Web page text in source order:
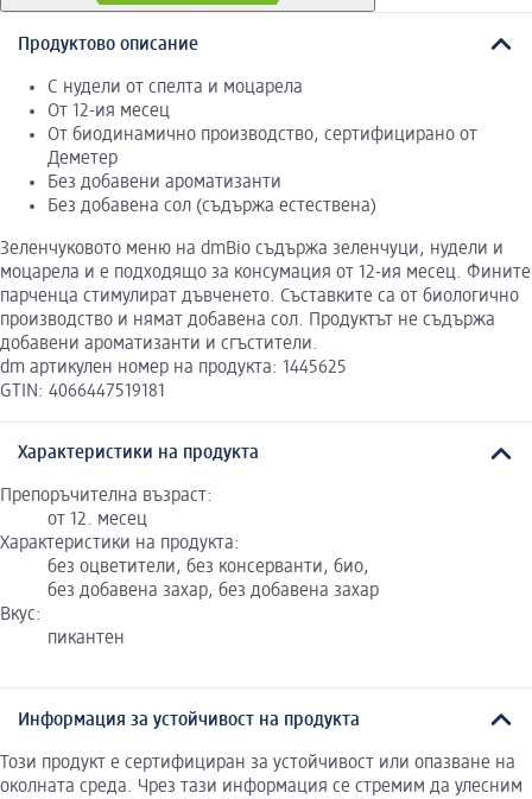
Продуктово описание
С нудели от спелта и моцарела
От 12-ия месец
От биодинамично производство, сертифицирано от
Деметер
Без добавени ароматизанти
Без добавена сол (съдържа естествена)
Зеленчуковото меню на dmBio съдържа зеленчуци, нудели и
моцарела и е подходящо за консумация от 12-ия месец. Фините
парченца стимулират дъвченето. Съставките са от биологично
производство и нямат добавена сол. Продуктът не съдържа
добавени ароматизанти и сгъстители.
dm артикулен номер на продукта: 1445625
GTIN: 4066447519181
Характеристики на продукта
Препоръчителна възраст:
от 12. месец
Характеристики на продукта:
без оцветители, без консерванти, био,
без добавена захар, без добавена захар
Вкус:
пикантен
Информация за устойчивост на продукта
Този продукт е сертифициран за устойчивост или опазване на
околната среда. Чрез тази информация се стремим да улесним